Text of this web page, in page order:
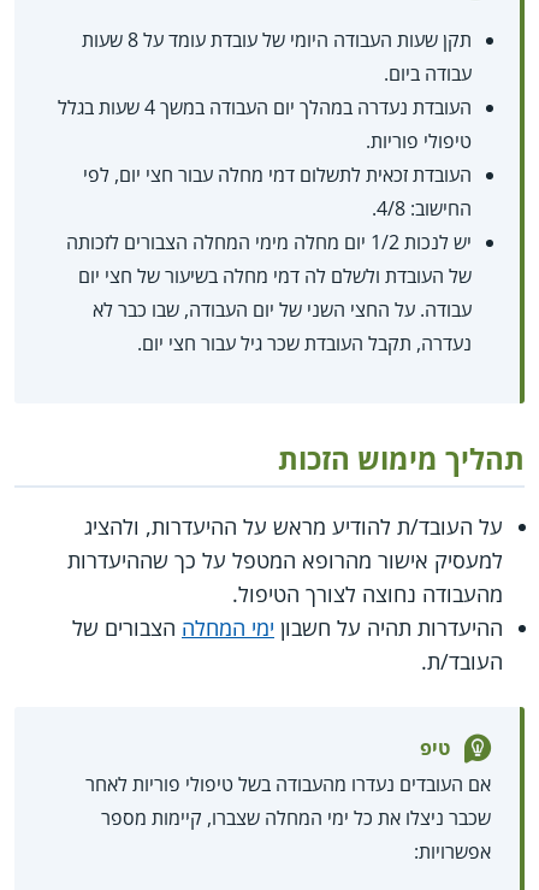
תקן שעות העבודה היומי של עובדת עומד על 8 שעות
עבודה ביום.
העובדת נעדרה במהלך יום העבודה במשך 4 שעות בגלל
טיפולי פוריות.
העובדת זכאית לתשלום דמי מחלה עבור חצי יום, לפי
החישוב: 4/8.
יש לנכות 1/2 יום מחלה מימי המחלה הצבורים לזכותה
של העובדת ולשלם לה דמי מחלה בשיעור של חצי יום
עבודה. על החצי השני של יום העבודה, שבו כבר לא
נעדרה, תקבל העובדת שכר גיל עבור חצי יום.
תהליך מימוש הזכות
על העובד/ת להודיע מראש על ההיעדרות, ולהציג
למעסיק אישור מהרופא המטפל על כך שההיעדרות
מהעבודה נחוצה לצורך הטיפול.
ההיעדרות תהיה על חשבון ימי המחלה הצבורים של
העובד/ת.
טיפ
אם העובדים נעדרו מהעבודה בשל טיפולי פוריות לאחר
שכבר ניצלו את כל ימי המחלה שצברו, קיימות מספר
אפשרויות: